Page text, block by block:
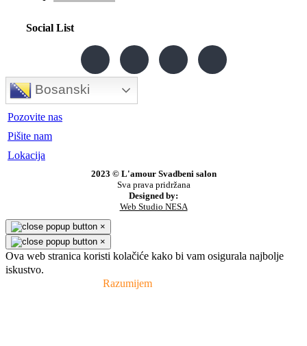
Social List
Bosanski
Pozovite nas
Pišite nam
Lokacija
2023 © L'amour Svadbeni salon
Sva prava pridržana
Designed by:
Web Studio NESA
×
×
Ova web stranica koristi kolačiće kako bi vam osigurala najbolje
iskustvo.
Razumijem